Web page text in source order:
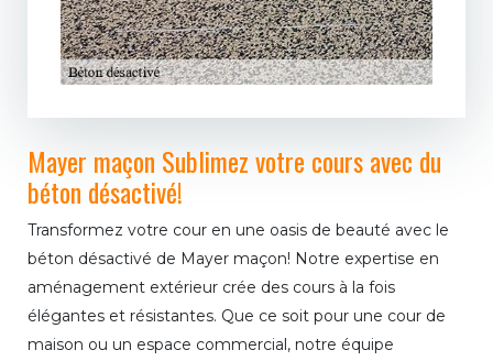
Mayer maçon Sublimez votre cours avec du
béton désactivé!
Transformez votre cour en une oasis de beauté avec le
béton désactivé de Mayer maçon! Notre expertise en
aménagement extérieur crée des cours à la fois
élégantes et résistantes. Que ce soit pour une cour de
maison ou un espace commercial, notre équipe